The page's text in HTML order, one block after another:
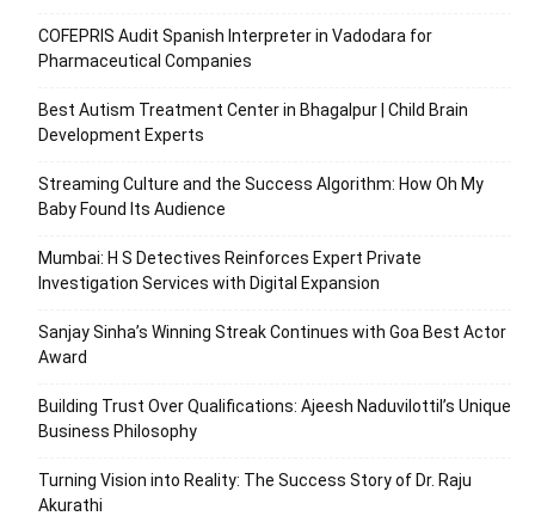
COFEPRIS Audit Spanish Interpreter in Vadodara for
Pharmaceutical Companies
Best Autism Treatment Center in Bhagalpur | Child Brain
Development Experts
Streaming Culture and the Success Algorithm: How Oh My
Baby Found Its Audience
Mumbai: H S Detectives Reinforces Expert Private
Investigation Services with Digital Expansion
Sanjay Sinha’s Winning Streak Continues with Goa Best Actor
Award
Building Trust Over Qualifications: Ajeesh Naduvilottil’s Unique
Business Philosophy
Turning Vision into Reality: The Success Story of Dr. Raju
Akurathi